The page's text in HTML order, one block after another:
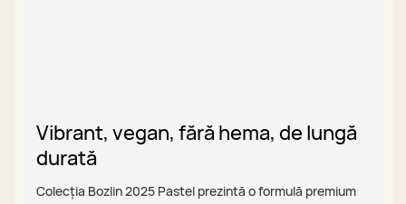
Vibrant, vegan, fără hema, de lungă
durată
Colecția Bozlin 2025 Pastel prezintă o formulă premium